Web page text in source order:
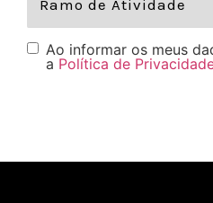
Ao informar os meus
a Política de